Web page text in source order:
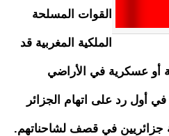
القوات المسلحة
الملكية المغربية قد
عسكرية في الأراضي
في أول رد على اتهام الجزائر
جزائريين في قصف لشاحناتهم.